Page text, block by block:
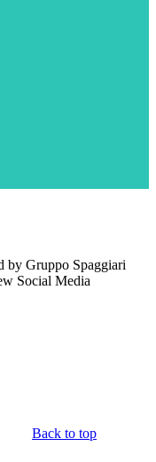
by Gruppo Spaggiari
Social Media
Back to top